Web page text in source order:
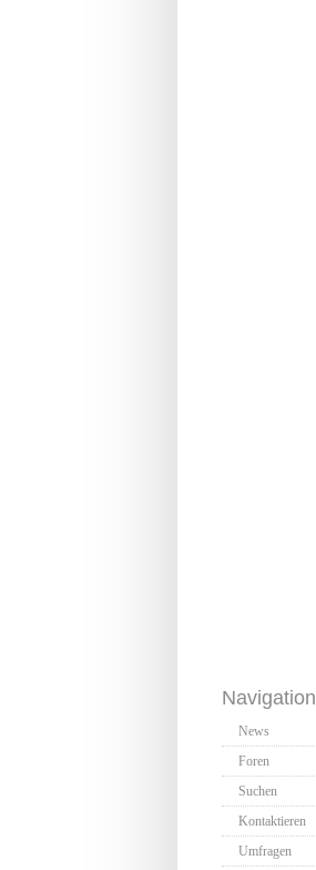
Navigation
News
Foren
Suchen
Kontaktieren
Umfragen